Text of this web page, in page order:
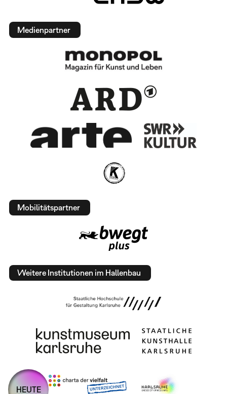
Medienpartner
Mobilitätspartner
Weitere Institutionen im Hallenbau
HEUTE